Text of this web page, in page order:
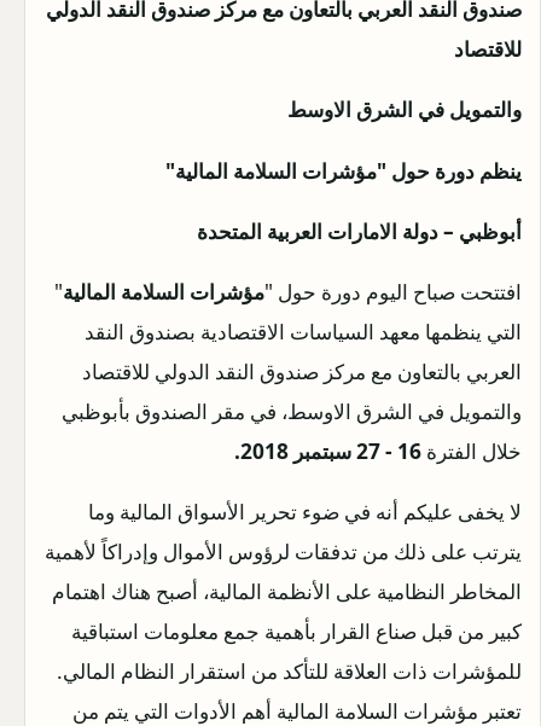
صندوق النقد العربي بالتعاون مع مركز صندوق النقد الدولي
للاقتصاد
والتمويل في الشرق الاوسط
ينظم دورة حول "مؤشرات السلامة المالية"
أبوظبي –دولة الامارات العربية المتحدة
افتتحت صباح اليوم دورة حول "مؤشرات السلامة المالية"
التي ينظمها معهد السياسات الاقتصادية بصندوق النقد
العربي بالتعاون مع مركز صندوق النقد الدولي للاقتصاد
والتمويل في الشرق الاوسط، في مقر الصندوق بأبوظبي
خلال الفترة 16 - 27 سبتمبر 2018.
لا يخفى عليكم أنه في ضوء تحرير الأسواق المالية وما
يترتب على ذلك من تدفقات لرؤوس الأموال وإدراكاً لأهمية
المخاطر النظامية على الأنظمة المالية، أصبح هناك اهتمام
كبير من قبل صناع القرار بأهمية جمع معلومات استباقية
للمؤشرات ذات العلاقة للتأكد من استقرار النظام المالي.
تعتبر مؤشرات السلامة المالية أهم الأدوات التي يتم من